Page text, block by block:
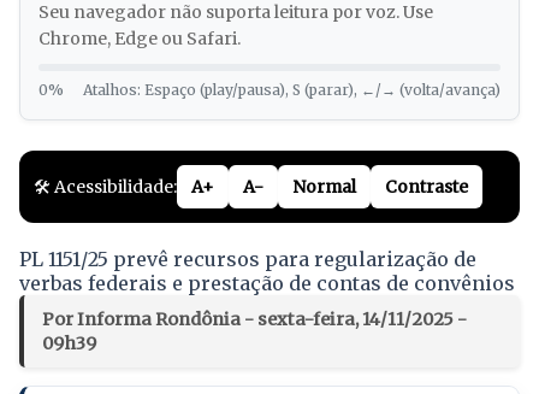
Seu navegador não suporta leitura por voz. Use
Chrome, Edge ou Safari.
0% Atalhos: Espaço (play/pausa), S (parar), ←/→ (volta/avança)
🛠️ Acessibilidade: A+ A- Normal Contraste
PL 1151/25 prevê recursos para regularização de
verbas federais e prestação de contas de convênios
Por Informa Rondônia - sexta-feira, 14/11/2025 -
09h39